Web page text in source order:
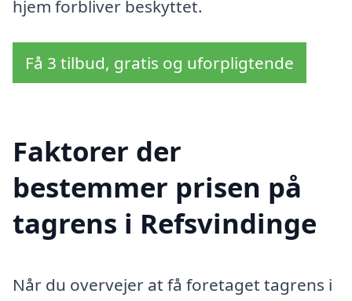
hjem forbliver beskyttet.
Få 3 tilbud, gratis og uforpligtende
Faktorer der
bestemmer prisen på
tagrens i Refsvindinge
Når du overvejer at få foretaget tagrens i